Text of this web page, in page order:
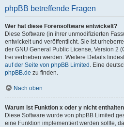
phpBB betreffende Fragen
Wer hat diese Forensoftware entwickelt?
Diese Software (in ihrer unmodifizierten
entwickelt und veröffentlicht. Sie ist
der GNU General Public License, Version 2
frei vertrieben werden. Weitere Details
auf der Seite von phpBB Limited . Eine
phpBB.de zu finden.
Nach oben
Warum ist Funktion x oder y nicht
Diese Software wurde von phpBB Limited
eine Funktion implementiert werden sollte,